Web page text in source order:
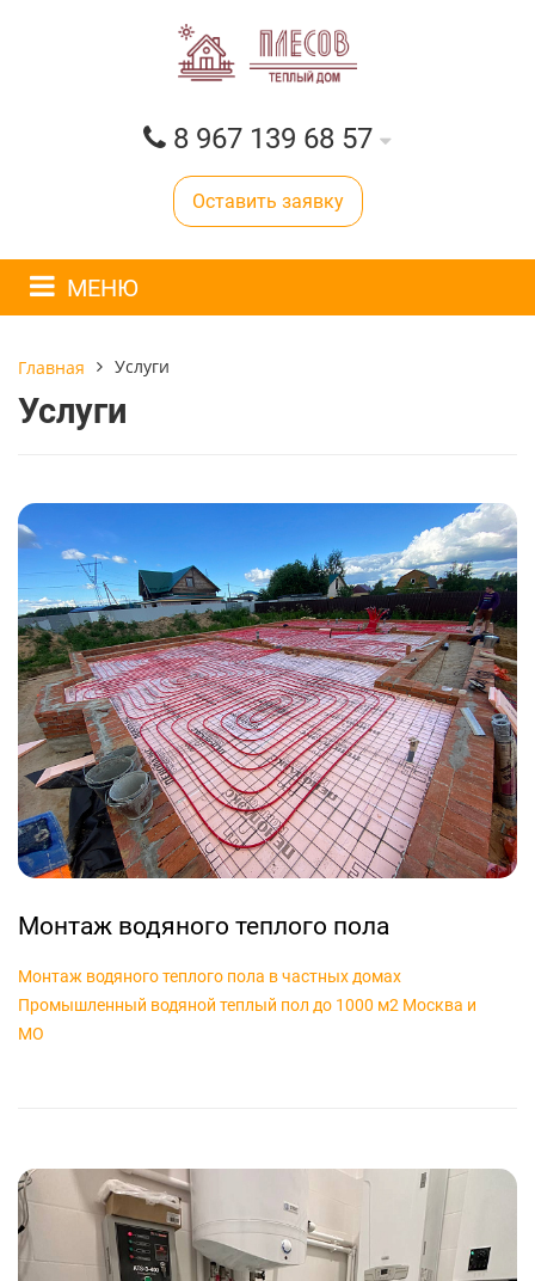
8 967 139 68 57
Оставить заявку
МЕНЮ
Главная Услуги
Услуги
Монтаж водяного теплого пола
Монтаж водяного теплого пола в частных домах
Промышленный водяной теплый пол до 1000 м2 Москва и
МО